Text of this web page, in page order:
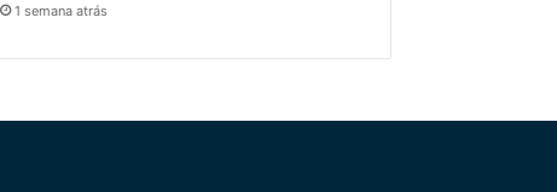
1 semana atrás